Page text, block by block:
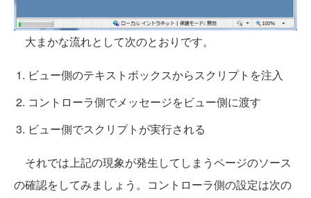
大まかな流れとして次のとおりです。
ビュー側のテキストボックスからスクリプトを注入
コントローラ側でメッセージをビュー側に渡す
ビュー側でスクリプトが実行される
それでは上記の現象が発生してしまうページのソース
の確認をしてみましょう。コントローラ側の設定は次の